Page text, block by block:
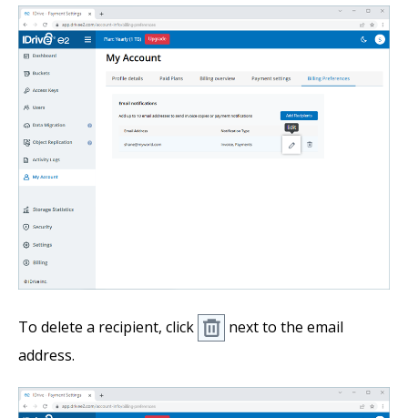
To delete a recipient, click
next to the email
address.